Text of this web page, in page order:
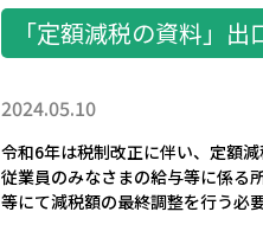
「定額減税の資料」
2024.05.10
令和6年は税制改正に伴い、定額減
従業員のみなさまの給与等に係る
等にて減税額の最終調整を行う必